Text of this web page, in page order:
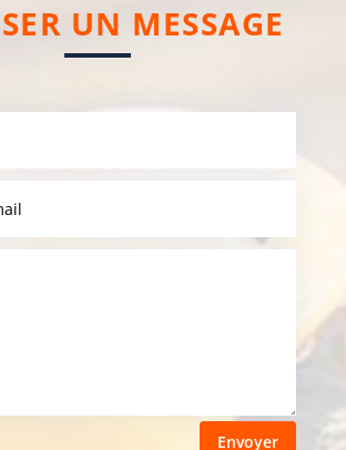
UN MESSAGE
Envoyer